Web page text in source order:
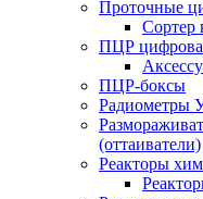
Проточные
Сортер
ПЦР
ПЦР-боксы
Радиометры
(оттаиватели)
Реакторы